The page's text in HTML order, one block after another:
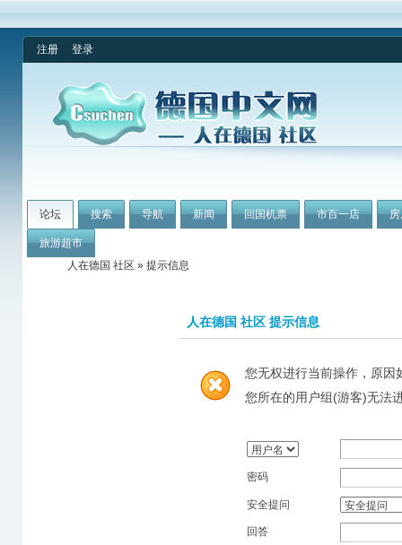
注册 登录
论坛 搜索 导航 新闻 回国机票 市百一店
旅游超市
人在德国 社区 » 提示信息
人在德国 社区 提示信息
您无权进行当前操作，原因
您所在的用户组(游客)无法
密码
安全提问
回答